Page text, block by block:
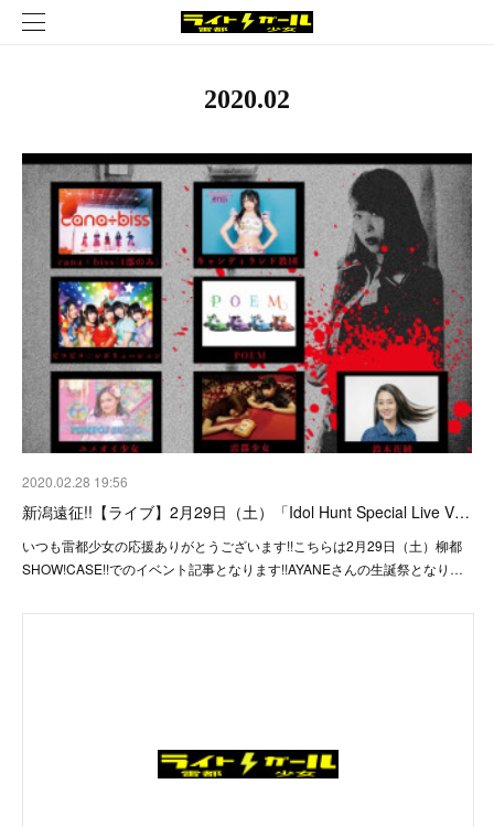
2020.02
2020.02.28 19:56
新潟遠征!!【ライブ】2月29日（土）「Idol Hunt Special Live V…
いつも雷都少女の応援ありがとうございます!!こちらは2月29日（土）柳都
SHOW!CASE!!でのイベント記事となります!!AYANEさんの生誕祭となり…